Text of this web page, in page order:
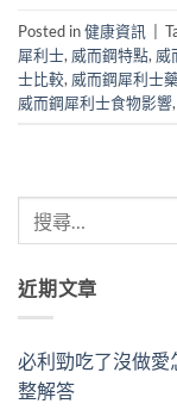
Posted in健康資訊
犀利士, 威而鋼特點, 威
士比較, 威而鋼犀利士
威而鋼犀利士食物影響,
近期文章
必利勁吃了沒做愛
整解答